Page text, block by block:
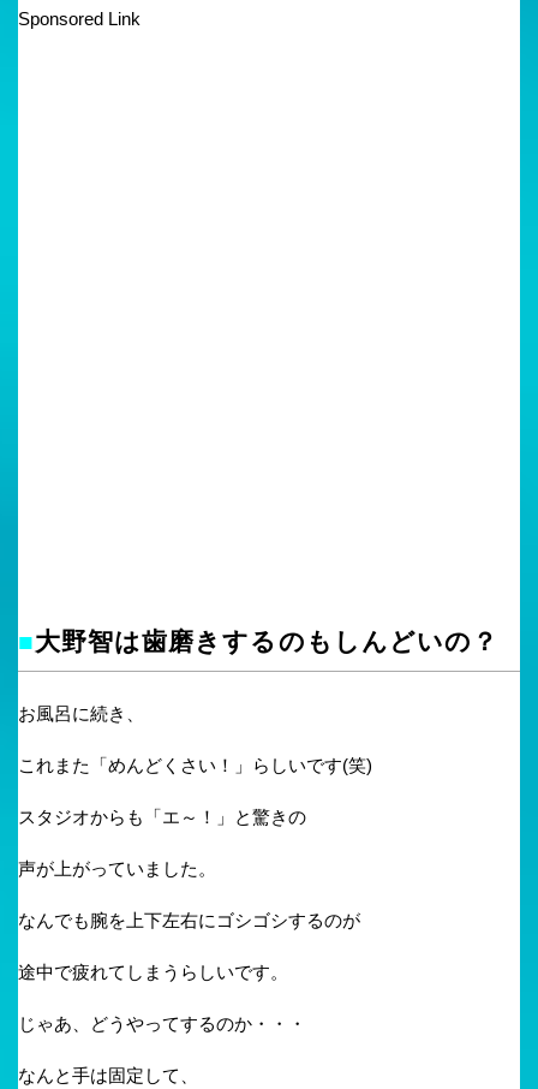
Sponsored Link
■大野智は歯磨きするのもしんどいの？
お風呂に続き、
これまた「めんどくさい！」らしいです(笑)
スタジオからも「エ～！」と驚きの
声が上がっていました。
なんでも腕を上下左右にゴシゴシするのが
途中で疲れてしまうらしいです。
じゃあ、どうやってするのか・・・
なんと手は固定して、